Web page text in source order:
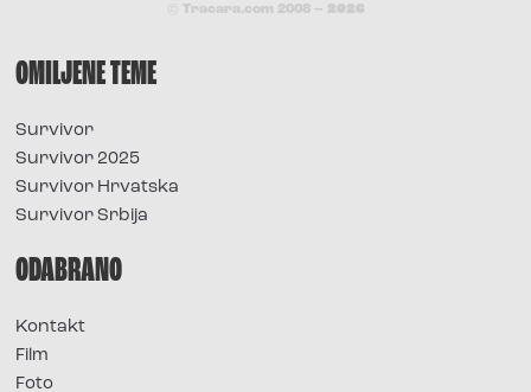
© Tracara.com 2008 – 2026
OMILJENE TEME
Survivor
Survivor 2025
Survivor Hrvatska
Survivor Srbija
ODABRANO
Kontakt
Film
Foto